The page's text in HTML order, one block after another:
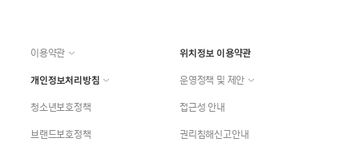
이용약관
위치정보 이용약관
개인정보처리방침
운영정책 및 제안
청소년보호정책
접근성 안내
브랜드보호정책
권리침해신고안내